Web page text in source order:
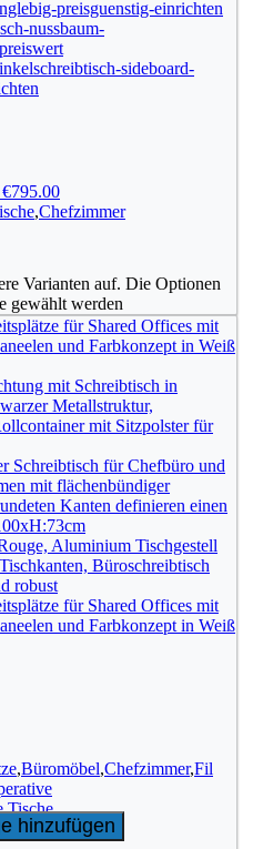
,Chefzimmer
Varianten auf. Die Optionen
gewählt werden
,Büromöbel,Chefzimmer,Fil
,Tische
hinzufügen